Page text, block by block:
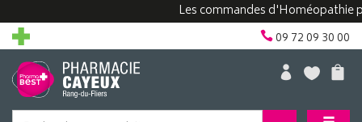
Les commandes d'Homéopathie
09 72 09 30 00